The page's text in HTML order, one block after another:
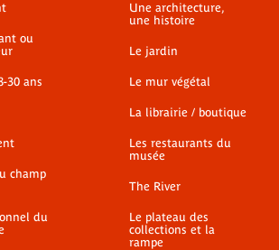
ou
30 ans
champ
du
Une architecture,
une histoire
Le jardin
Le mur végétal
La librairie / boutique
Les restaurants du
musée
The River
Le plateau des
collections et la
rampe